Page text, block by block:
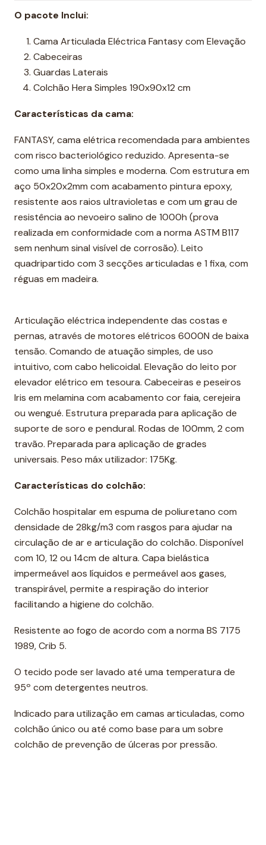
O pacote Inclui:
Cama Articulada Eléctrica Fantasy com Elevação
Cabeceiras
Guardas Laterais
Colchão Hera Simples 190x90x12 cm
Características da cama:
FANTASY, cama elétrica recomendada para ambientes
com risco bacteriológico reduzido. Apresenta-se
como uma linha simples e moderna. Com estrutura em
aço 50x20x2mm com acabamento pintura epoxy,
resistente aos raios ultravioletas e com um grau de
resistência ao nevoeiro salino de 1000h (prova
realizada em conformidade com a norma ASTM B117
sem nenhum sinal visível de corrosão). Leito
quadripartido com 3 secções articuladas e 1 fixa, com
réguas em madeira.
Articulação eléctrica independente das costas e
pernas, através de motores elétricos 6000N de baixa
tensão. Comando de atuação simples, de uso
intuitivo, com cabo helicoidal. Elevação do leito por
elevador elétrico em tesoura. Cabeceiras e peseiros
Iris em melamina com acabamento cor faia, cerejeira
ou wengué. Estrutura preparada para aplicação de
suporte de soro e pendural. Rodas de 100mm, 2 com
travão. Preparada para aplicação de grades
universais. Peso máx utilizador: 175Kg.
Características do colchão:
Colchão hospitalar em espuma de poliuretano com
densidade de 28kg/m3 com rasgos para ajudar na
circulação de ar e articulação do colchão. Disponível
com 10, 12 ou 14cm de altura. Capa bielástica
impermeável aos líquidos e permeável aos gases,
transpirável, permite a respiração do interior
facilitando a higiene do colchão.
Resistente ao fogo de acordo com a norma BS 7175
1989, Crib 5.
O tecido pode ser lavado até uma temperatura de
95º com detergentes neutros.
Indicado para utilização em camas articuladas, como
colchão único ou até como base para um sobre
colchão de prevenção de úlceras por pressão.